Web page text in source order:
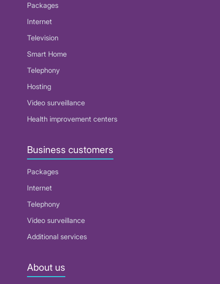
Packages
Internet
Television
Smart Home
Telephony
Hosting
Video surveillance
Health improvement centers
Business customers
Packages
Internet
Telephony
Video surveillance
Additional services
About us